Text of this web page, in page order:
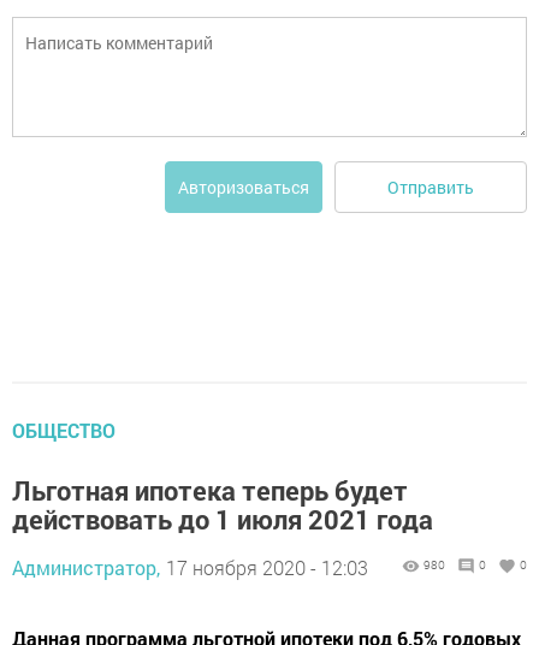
Авторизоваться Отправить
ОБЩЕСТВО
Льготная ипотека теперь будет
действовать до 1 июля 2021 года
Администратор, 17 ноября 2020 - 12:03 980 0 0
Данная программа льготной ипотеки под 6,5% годовых